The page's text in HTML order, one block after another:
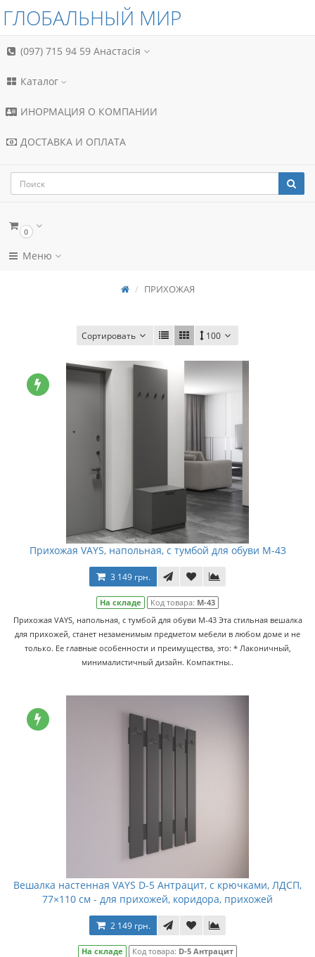
ГЛОБАЛЬНЫЙ МИР
(097) 715 94 59 Анастасія
Каталог
ИНОРМАЦИЯ О КОМПАНИИ
ДОСТАВКА И ОПЛАТА
0
Меню
ПРИХОЖАЯ
Сортировать 100
Прихожая VAYS, напольная, с тумбой для обуви M-43
3 149 грн.
На складе Код товара: M-43
Прихожая VAYS, напольная, с тумбой для обуви M-43 Эта стильная вешалка
для прихожей, станет незаменимым предметом мебели в любом доме и не
только. Ее главные особенности и преимущества, это: * Лаконичный,
минималистичный дизайн. Компактны..
Вешалка настенная VAYS D-5 Антрацит, с крючками, ЛДСП,
77×110 см - для прихожей, коридора, прихожей
2 149 грн.
На складе Код товара: D-5 Антрацит